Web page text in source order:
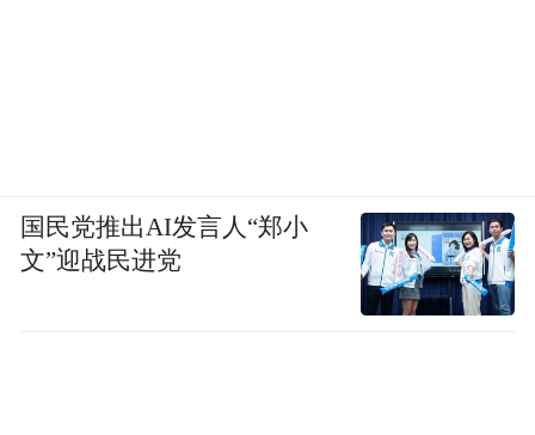
国民党推出AI发言人“郑小
文”迎战民进党